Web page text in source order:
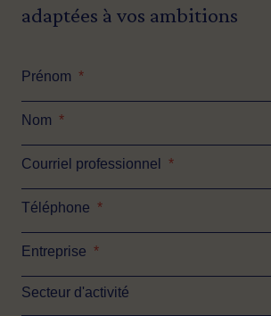
adaptées à vos ambitions
Prénom *
Nom *
Courriel professionnel *
Téléphone *
Entreprise *
Secteur d'activité